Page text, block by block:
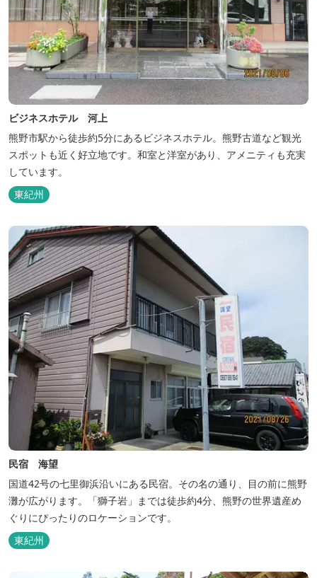
ビジネスホテル 河上
熊野市駅から徒歩約5分にあるビジネスホテル。熊野古道など観光
スポットも近く好立地です。和室と洋室があり、アメニティも充実
しています。
東紀州
民宿 海望
国道42号の七里御浜沿いにある民宿。その名の通り、目の前に熊野
灘が広がります。「獅子岩」までは徒歩約4分、熊野の世界遺産め
ぐりにぴったりのロケーションです。
東紀州